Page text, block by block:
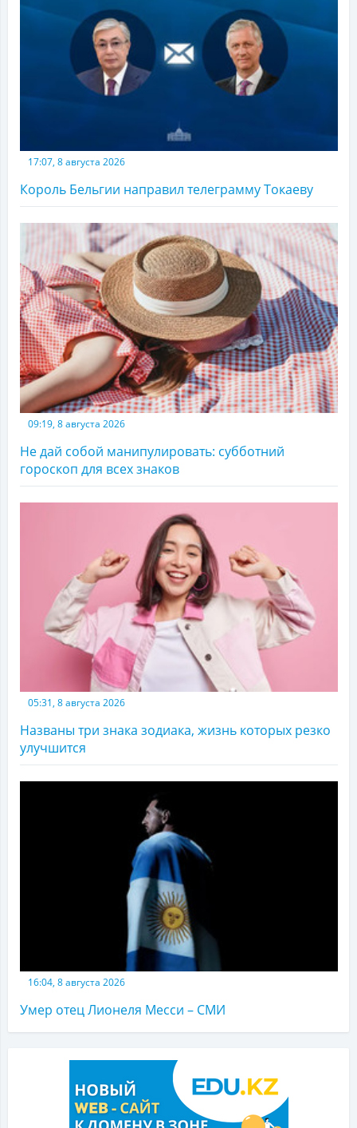
17:07, 8 августа 2026
Король Бельгии направил телеграмму Токаеву
09:19, 8 августа 2026
Не дай собой манипулировать: субботний
гороскоп для всех знаков
05:31, 8 августа 2026
Названы три знака зодиака, жизнь которых резко
улучшится
16:04, 8 августа 2026
Умер отец Лионеля Месси – СМИ